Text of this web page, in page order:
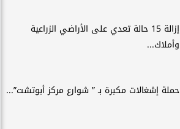
إزالة 15 حالة تعدي على الأراضي الزراعية
وأملاك...
حملة إشغالات مكبرة بـ ” شوارع مركز أبوتشت”...